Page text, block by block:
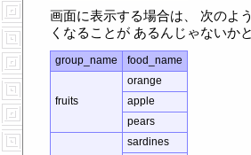
画面に表示する場合は、 次のよ
くなることが あるんじゃないか
group_name food_name
fruits
orange
apple
pears
sardines